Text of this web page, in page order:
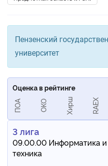
Пензенский
университет
Оценка в рейтинге
ПОА ОКО Хирш RAEX
3 лига
09.00.00 Информатика и
техника